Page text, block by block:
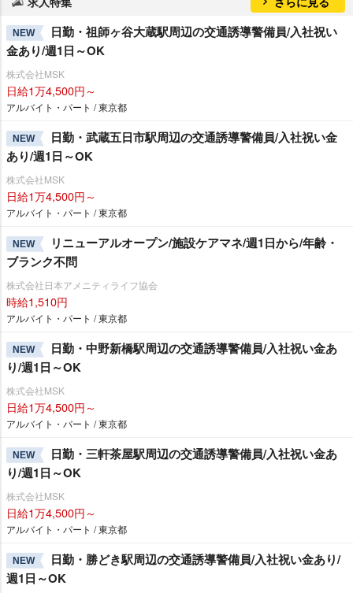
NEW
日勤・祖師ヶ谷大蔵駅周辺の交通誘導警備員/入社祝い
金あり/週1日～OK
株式会社MSK
日給1万4,500円～
アルバイト・パート / 東京都
NEW
日勤・武蔵五日市駅周辺の交通誘導警備員/入社祝い金
あり/週1日～OK
株式会社MSK
日給1万4,500円～
アルバイト・パート / 東京都
NEW
リニューアルオープン/施設ケアマネ/週1日から/年齢・
ブランク不問
株式会社日本アメニティライフ協会
時給1,510円
アルバイト・パート / 東京都
NEW
日勤・中野新橋駅周辺の交通誘導警備員/入社祝い金あ
り/週1日～OK
株式会社MSK
日給1万4,500円～
アルバイト・パート / 東京都
NEW
日勤・三軒茶屋駅周辺の交通誘導警備員/入社祝い金あ
り/週1日～OK
株式会社MSK
日給1万4,500円～
アルバイト・パート / 東京都
NEW
日勤・勝どき駅周辺の交通誘導警備員/入社祝い金あり/
週1日～OK